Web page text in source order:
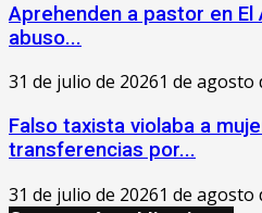
Aprehenden a pastor en
abuso...
31 de julio de 20261 de agosto
Falso taxista violaba a
transferencias por...
31 de julio de 20261 de agosto